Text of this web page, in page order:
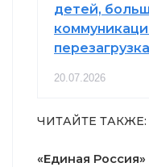
детей,
20.07.2026
ЧИТАЙТЕ ТАКЖЕ:
«Единая